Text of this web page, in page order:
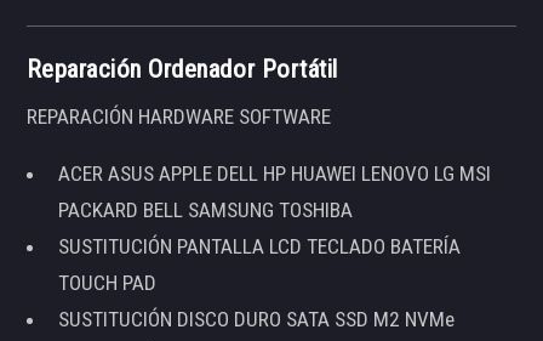
Reparación Ordenador Portátil
REPARACIÓN HARDWARE SOFTWARE
ACER ASUS APPLE DELL HP HUAWEI LENOVO LG MSI
PACKARD BELL SAMSUNG TOSHIBA
SUSTITUCIÓN PANTALLA LCD TECLADO BATERÍA
TOUCH PAD
SUSTITUCIÓN DISCO DURO SATA SSD M2 NVMe